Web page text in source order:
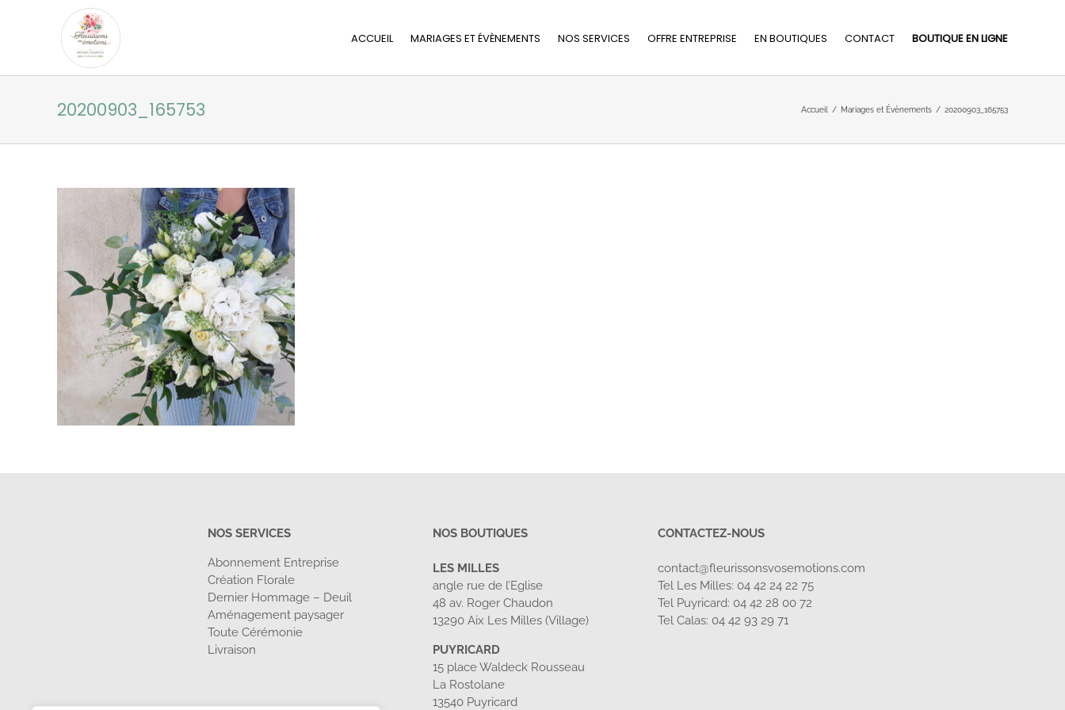
ACCUEIL MARIAGES ET ÉVÈNEMENTS NOS SERVICES OFFRE ENTREPRISE EN BOUTIQUES CONTACT BOUTIQUE EN LIGNE
20200903_165753 Accueil / Mariages et Évènements / 20200903_165753
NOS SERVICES
Abonnement Entreprise
Création Florale
Dernier Hommage – Deuil
Aménagement paysager
Toute Cérémonie
Livraison
NOS BOUTIQUES
LES MILLES
angle rue de l’Eglise
48 av. Roger Chaudon
13290 Aix Les Milles (Village)
PUYRICARD
15 place Waldeck Rousseau
La Rostolane
13540 Puyricard
CONTACTEZ-NOUS
contact@fleurissonsvosemotions.com
Tel Les Milles: 04 42 24 22 75
Tel Puyricard: 04 42 28 00 72
Tel Calas: 04 42 93 29 71